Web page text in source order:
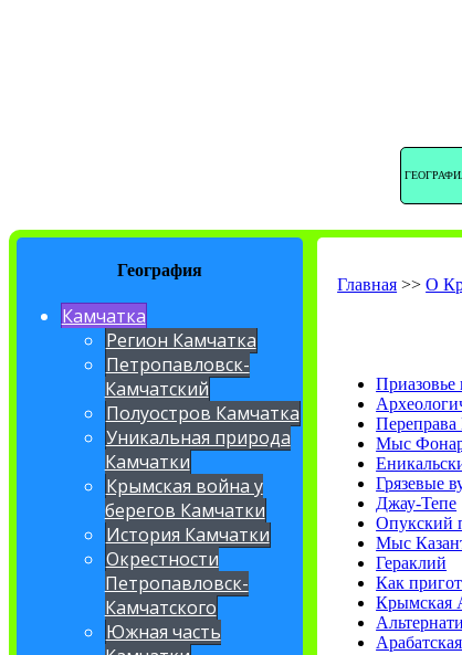
География
Камчатка
Регион Камчатка
Петропавловск-
Камчатский
Полуостров Камчатка
Уникальная природа
Камчатки
Крымская война у
берегов Камчатки
История Камчатки
Окрестности
Петропавловск-
Камчатского
Южная часть
Главная >>О
Приазовье
Мыс
Грязевые
Джау-Тепе
Опукский
Мыс
Гераклий
Как
Крымская